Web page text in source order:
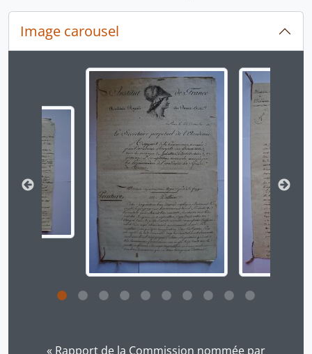
Image carousel
Changer la présente diapositive de ce carrousel
« Rapport de la Commission nommée par